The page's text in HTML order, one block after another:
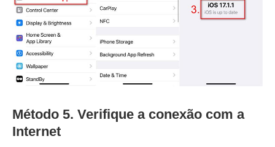
Método 5. Verifique a conexão com a
Internet